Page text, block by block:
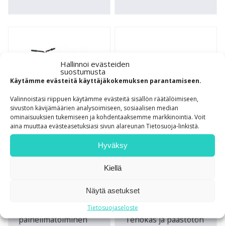
Hallinnoi evästeiden
suostumusta
Käytämme evästeitä käyttäjäkokemuksen parantamiseen.
Valinnoistasi riippuen käytämme evästeitä sisällön räätälöimiseen,
sivuston kävijämäärien analysoimiseen, sosiaalisen median
ominaisuuksien tukemiseen ja kohdentaaksemme markkinointia. Voit
aina muuttaa evästeasetuksiasi sivun alareunan Tietosuoja-linkistä.
Hyväksy
Kiellä
Näytä asetukset
Tietosuojaseloste
LAP45-
paineilmatoiminen
LTM‑EGX –
Tehokas ja päästötön